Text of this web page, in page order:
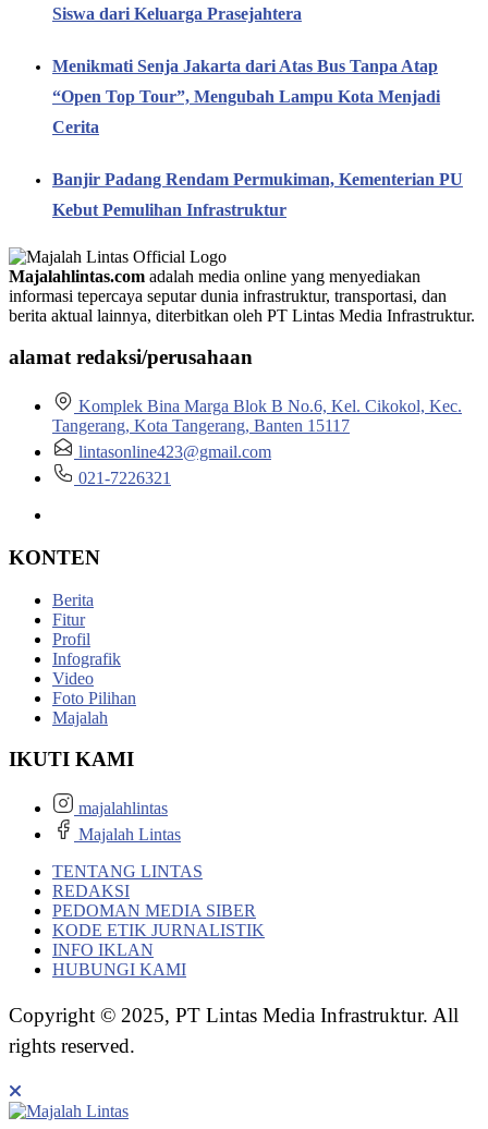
Siswa dari Keluarga Prasejahtera
Menikmati Senja Jakarta dari Atas Bus Tanpa Atap
“Open Top Tour”, Mengubah Lampu Kota Menjadi
Cerita
Banjir Padang Rendam Permukiman, Kementerian PU
Kebut Pemulihan Infrastruktur
Majalahlintas.com adalah media online yang menyediakan
informasi tepercaya seputar dunia infrastruktur, transportasi, dan
berita aktual lainnya, diterbitkan oleh PT Lintas Media Infrastruktur.
alamat redaksi/perusahaan
Komplek Bina Marga Blok B No.6, Kel. Cikokol, Kec.
Tangerang, Kota Tangerang, Banten 15117
lintasonline423@gmail.com
021-7226321
KONTEN
Berita
Fitur
Profil
Infografik
Video
Foto Pilihan
Majalah
IKUTI KAMI
majalahlintas
Majalah Lintas
TENTANG LINTAS
REDAKSI
PEDOMAN MEDIA SIBER
KODE ETIK JURNALISTIK
INFO IKLAN
HUBUNGI KAMI
Copyright © 2025, PT Lintas Media Infrastruktur. All
rights reserved.